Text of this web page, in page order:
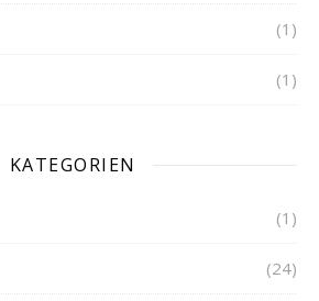
(1)
(1)
KATEGORIEN
(1)
(24)